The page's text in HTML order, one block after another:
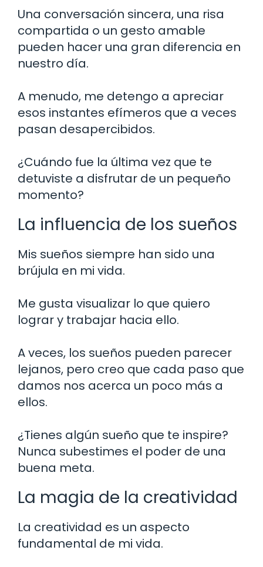
Una conversación sincera, una risa
compartida o un gesto amable
pueden hacer una gran diferencia en
nuestro día.
A menudo, me detengo a apreciar
esos instantes efímeros que a veces
pasan desapercibidos.
¿Cuándo fue la última vez que te
detuviste a disfrutar de un pequeño
momento?
La influencia de los sueños
Mis sueños siempre han sido una
brújula en mi vida.
Me gusta visualizar lo que quiero
lograr y trabajar hacia ello.
A veces, los sueños pueden parecer
lejanos, pero creo que cada paso que
damos nos acerca un poco más a
ellos.
¿Tienes algún sueño que te inspire?
Nunca subestimes el poder de una
buena meta.
La magia de la creatividad
La creatividad es un aspecto
fundamental de mi vida.